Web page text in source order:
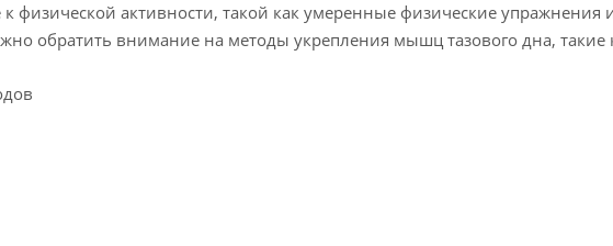
физической активности, такой как умеренные физические упражнения
обратить внимание на методы укрепления мышц тазового дна, такие